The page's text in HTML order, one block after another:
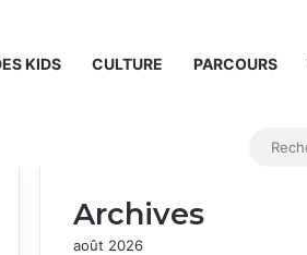
KIDS CULTURE PARCOURS
Archives
août 2026